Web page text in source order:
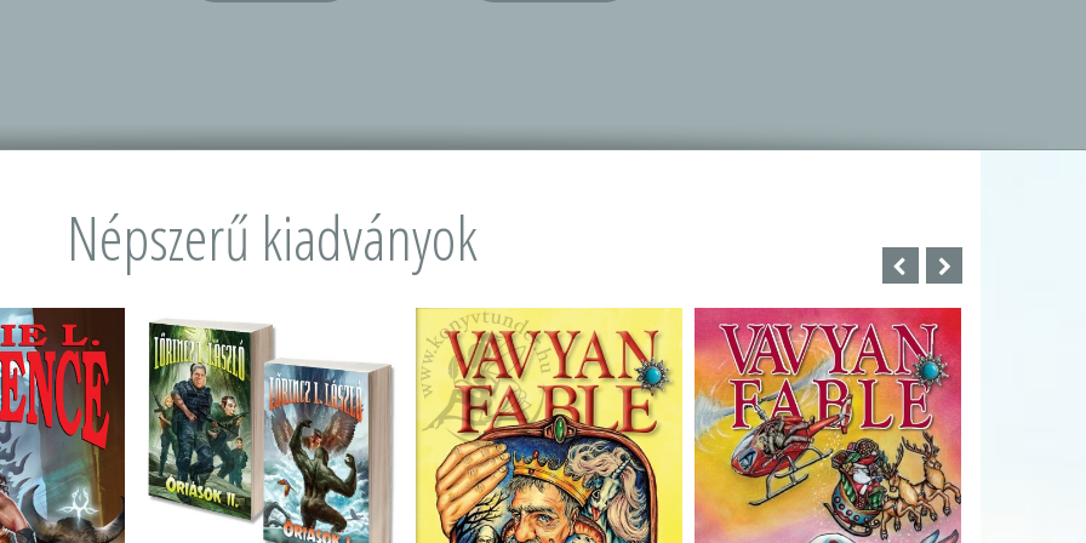
Népszerű kiadványok